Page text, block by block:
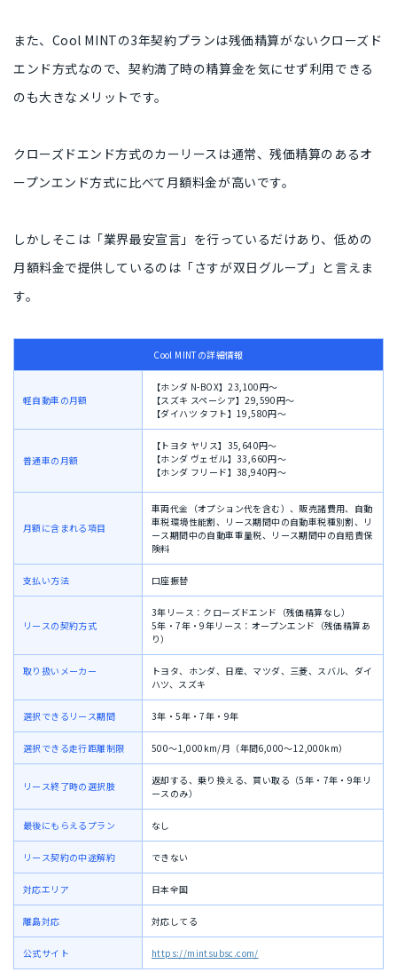
また、Cool MINTの3年契約プランは残価精算がないクローズド
エンド方式なので、契約満了時の精算金を気にせず利用できる
のも大きなメリットです。
クローズドエンド方式のカーリースは通常、残価精算のあるオ
ープンエンド方式に比べて月額料金が高いです。
しかしそこは「業界最安宣言」を行っているだけあり、低めの
月額料金で提供しているのは「さすが双日グループ」と言えま
す。
Cool MINTの詳細情報
軽自動車の月額
【ホンダ N-BOX】23,100円〜
【スズキ スペーシア】29,590円〜
【ダイハツ タフト】19,580円〜
普通車の月額
【トヨタ ヤリス】35,640円〜
【ホンダ ヴェゼル】33,660円〜
【ホンダ フリード】38,940円〜
月額に含まれる項目
車両代金（オプション代を含む）、販売諸費用、自動
車税環境性能割、リース期間中の自動車税種別割、リ
ース期間中の自動車重量税、リース期間中の自賠責保
険料
支払い方法 口座振替
リースの契約方式
3年リース：クローズドエンド（残価精算なし）
5年・7年・9年リース：オープンエンド（残価精算あ
り）
取り扱いメーカー
トヨタ、ホンダ、日産、マツダ、三菱、スバル、ダイ
ハツ、スズキ
選択できるリース期間 3年・5年・7年・9年
選択できる走行距離制限 500〜1,000km/月（年間6,000〜12,000km）
リース終了時の選択肢
返却する、乗り換える、買い取る（5年・7年・9年リ
ースのみ）
最後にもらえるプラン なし
リース契約の中途解約 できない
対応エリア 日本全国
離島対応 対応してる
公式サイト https://mintsubsc.com/